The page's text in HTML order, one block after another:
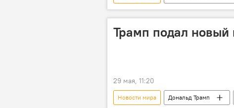
Россия
Трамп подал новый
29 мая, 11:20
Новости мира Дональд Трамп